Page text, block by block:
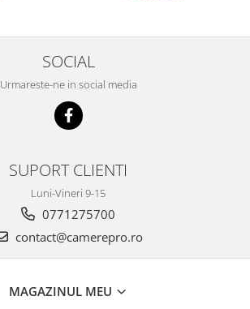
SOCIAL
Urmareste-ne in social media
SUPORT CLIENTI
Luni-Vineri 9-15
0771275700
contact@camerepro.ro
MAGAZINUL MEU